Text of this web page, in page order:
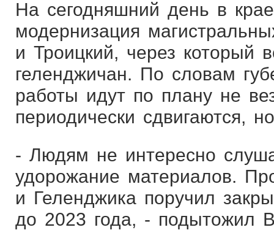
На сегодняшний день в
модернизация
и Троицкий, через который
геленджичан. По словам
работы идут по плану не
периодически сдвигаются,
- Людям не интересно
удорожание материалов.
и Геленджика поручил
до 2023 года, - подытожил